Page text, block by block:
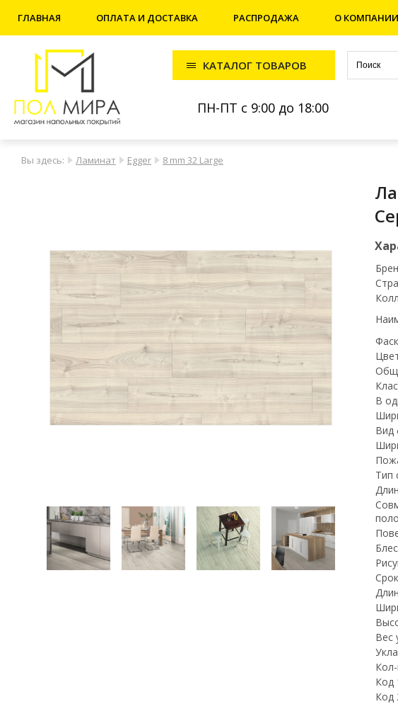
ГЛАВНАЯ ОПЛАТА И ДОСТАВКА РАСПРОДАЖА О КОМПАНИИ
КАТАЛОГ ТОВАРОВ
ПН-ПТ с 9:00 до 18:00
Вы здесь: Ламинат Egger 8 mm 32 Large
В
Вид
Тип
Вес
Код
Код